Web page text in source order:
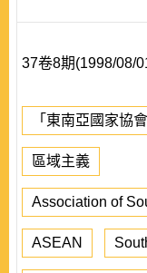
37卷8期(1998/08/
「東南亞國家協會
區域主義
Association of
ASEAN